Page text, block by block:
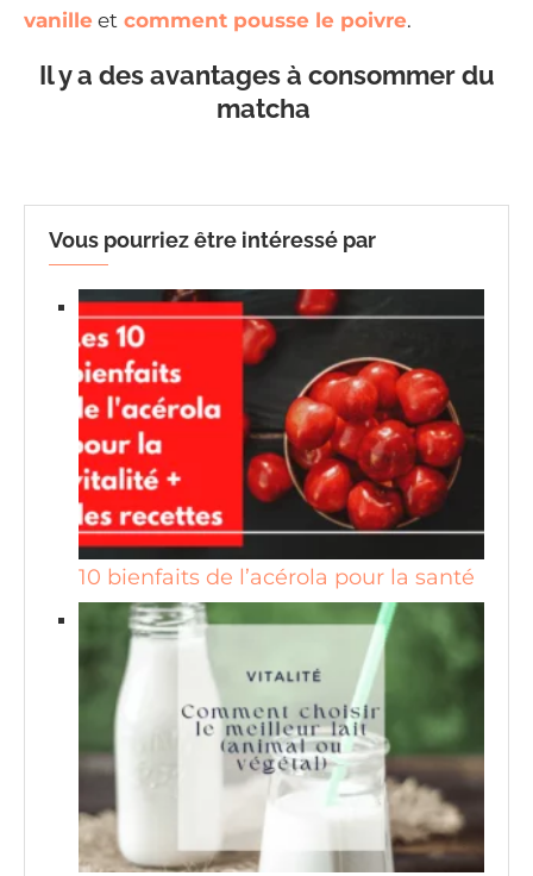
vanille et comment pousse le poivre.
Il y a des avantages à consommer du
matcha
Vous pourriez être intéressé par
10 bienfaits de l’acérola pour la santé